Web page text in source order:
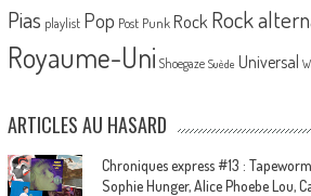
Pias playlist Pop Post Punk Rock Rock
Royaume-Uni Shoegaze Suède Universal
ARTICLES AU HASARD
Chroniques express #13 :
Sophie Hunger, Alice Phoebe Lou,